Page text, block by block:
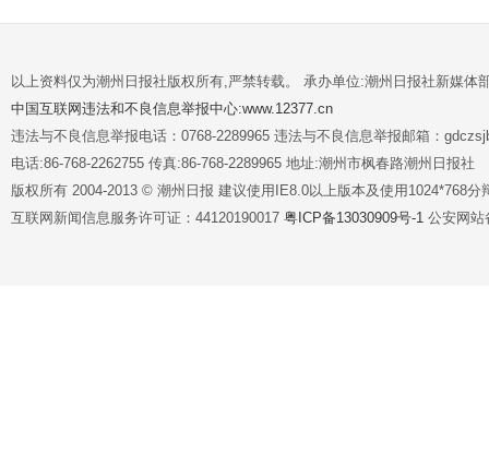
以上资料仅为潮州日报社版权所有,严禁转载。 承办单位:潮州日报社新媒体
中国互联网违法和不良信息举报中心:www.12377.cn
违法与不良信息举报电话：0768-2289965 违法与不良信息举报邮箱：
电话:86-768-2262755 传真:86-768-2289965 地址:潮州市枫春路潮州日报社
版权所有 2004-2013 © 潮州日报 建议使用IE8.0以上版本及使用1024*768分
互联网新闻信息服务许可证：44120190017 粤ICP备13030909号-1 公安网站